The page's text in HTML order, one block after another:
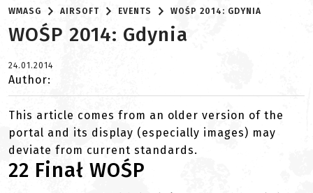
WMASG AIRSOFT EVENTS WOŚP 2014: GDYNIA
WOŚP 2014: Gdynia
24.01.2014
Author:
This article comes from an older version of the
portal and its display (especially images) may
deviate from current standards.
22 Finał WOŚP